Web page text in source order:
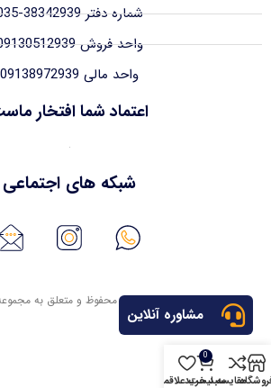
شماره دفتر 38342939-035
واحد فروش 09130512939
واحد مالی 09138972939
اعتماد شما افتخار
شبکه های اجتماعی
تمامی حقوق این وبسایت محفوظ و متعلق به
مشاوره آنلاین
مقایسه
0
سبد خرید
لیست علاقمندی